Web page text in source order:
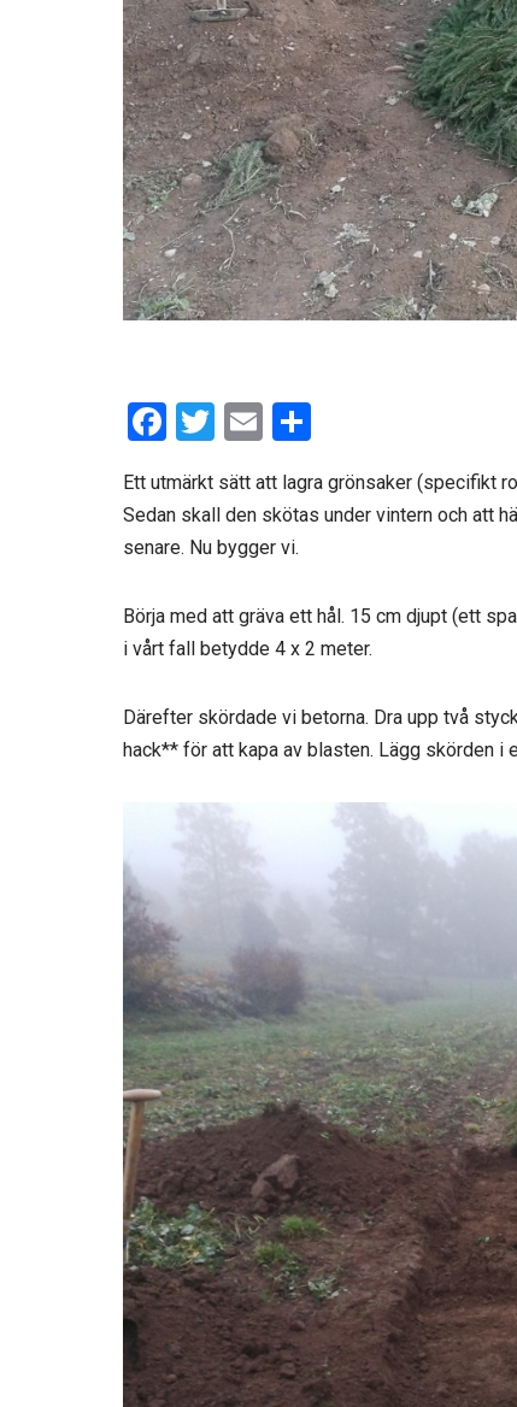
F
ce
b
o
k
T
tt
er
E
ail a
Ett utmärkt sätt att lagra grönsaker (specifikt
Sedan skall den skötas under vintern och att
senare. Nu bygger vi.
Börja med att gräva ett hål. 15 cm djupt (ett
i vårt fall betydde 4 x 2 meter.
Därefter skördade vi betorna. Dra upp två
hack** för att kapa av blasten. Lägg skörden